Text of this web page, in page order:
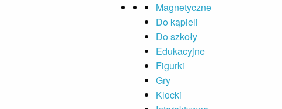
Magnetyczne
Do kąpieli
Do szkoły
Edukacyjne
Figurki
Gry
Klocki